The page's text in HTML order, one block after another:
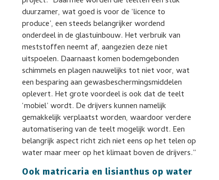
duurzamer, wat goed is voor de ‘licence to
produce’, een steeds belangrijker wordend
onderdeel in de glastuinbouw. Het verbruik van
meststoffen neemt af, aangezien deze niet
uitspoelen. Daarnaast komen bodemgebonden
schimmels en plagen nauwelijks tot niet voor, wat
een besparing aan gewasbeschermingsmiddelen
oplevert. Het grote voordeel is ook dat de teelt
‘mobiel’ wordt. De drijvers kunnen namelijk
gemakkelijk verplaatst worden, waardoor verdere
automatisering van de teelt mogelijk wordt. Een
belangrijk aspect richt zich niet eens op het telen op
water maar meer op het klimaat boven de drijvers.”
Ook matricaria en lisianthus op water